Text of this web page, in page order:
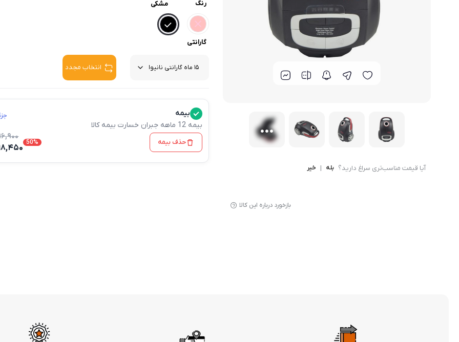
لوازم پخت و پز
وافل ساز
هات داگ پز
آیا قیمت مناسب‌تری سراغ دارید؟ بله | خیر
بازخورد درباره این کالا
رنگ مشکی
گارانتی
انتخاب مجدد
بیمه
بیمه 12 ماهه جبران خسارت بیمه کالا
حذف بیمه 50%